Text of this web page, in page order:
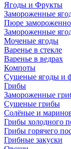
Ягоды и Фрукты
Замороженные
Пюре
Замороженные
Моченые ягоды
Варенье в стекле
Варенье в ведрах
Компоты
Сушеные ягоды и
Грибы
Замороженные
Сушеные грибы
Солёные и
Грибы холодного
Грибы горячего
Грибные закуски